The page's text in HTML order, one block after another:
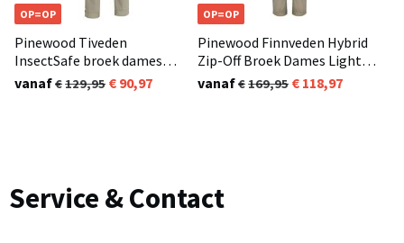
OP=OP
Pinewood Tiveden
InsectSafe broek dames
Light Khaki (224)
vanaf 129,95 90,97
OP=OP
Pinewood Finnveden Hybrid
Zip-Off Broek Dames Light
Khaki (224)
vanaf 169,95 118,97
Service & Contact